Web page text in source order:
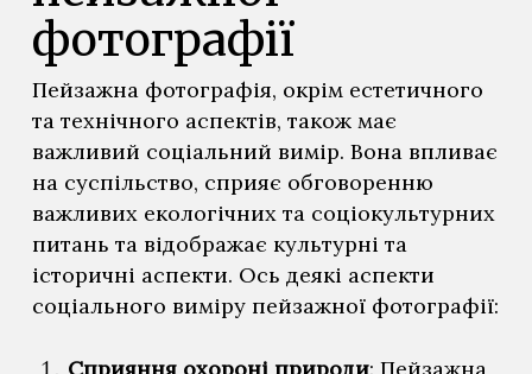
фотографії
Пейзажна фотографія, окрім естетичного
та технічного аспектів, також має
важливий соціальний вимір. Вона впливає
на суспільство, сприяє обговоренню
важливих екологічних та соціокультурних
питань та відображає культурні та
історичні аспекти. Ось деякі аспекти
соціального виміру пейзажної фотографії:
Сприяння охороні природи: Пейзажна